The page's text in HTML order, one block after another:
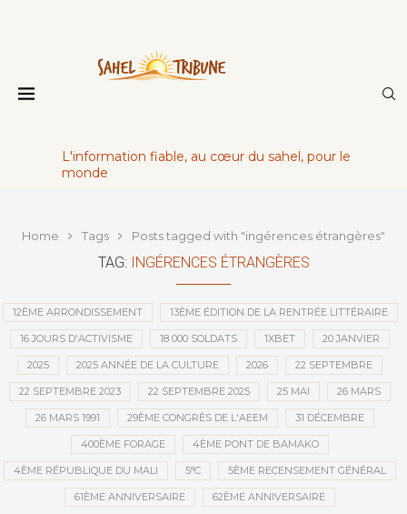
L'information fiable, au cœur du sahel, pour le
monde
Home Tags Posts tagged with "ingérences étrangères"
TAG: INGÉRENCES ÉTRANGÈRES
12ÈME ARRONDISSEMENT 13ÈME ÉDITION DE LA RENTRÉE LITTÉRAIRE
16 JOURS D'ACTIVISME 18 000 SOLDATS 1XBET 20 JANVIER
2025 2025 ANNÉE DE LA CULTURE 2026 22 SEPTEMBRE
22 SEPTEMBRE 2023 22 SEPTEMBRE 2025 25 MAI 26 MARS
26 MARS 1991 29ÈME CONGRÈS DE L'AEEM 31 DÉCEMBRE
400ÈME FORAGE 4ÈME PONT DE BAMAKO
4ÈME RÉPUBLIQUE DU MALI 5°C 5ÈME RECENSEMENT GÉNÉRAL
61ÈME ANNIVERSAIRE 62ÈME ANNIVERSAIRE